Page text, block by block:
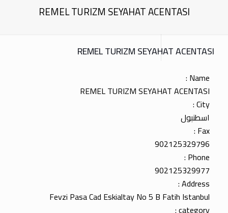
REMEL TURIZM SEYAHAT ACENTASI
REMEL TURIZM SEYAHAT ACENTASI
Name :
REMEL TURIZM SEYAHAT ACENTASI
City :
اسطنبول
Fax :
902125329796
Phone :
902125329977
Address :
Fevzi Pasa Cad Eskialtay No 5 B Fatih Istanbul
category :